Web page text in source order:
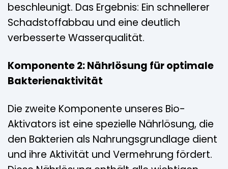
beschleunigt. Das Ergebnis: Ein schnellerer
Schadstoffabbau und eine deutlich
verbesserte Wasserqualität.
Komponente 2: Nährlösung für optimale
Bakterienaktivität
Die zweite Komponente unseres Bio-
Aktivators ist eine spezielle Nährlösung, die
den Bakterien als Nahrungsgrundlage dient
und ihre Aktivität und Vermehrung fördert.